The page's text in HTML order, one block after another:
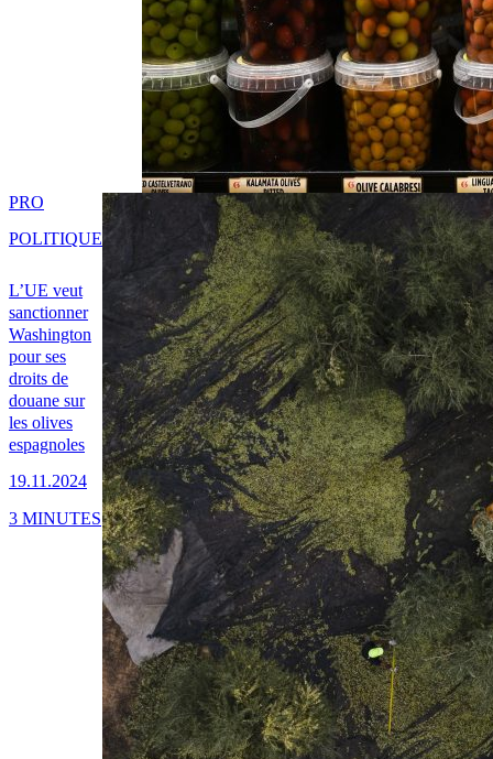
L’UE veut
sanctionner
Washington
pour ses
droits de
douane sur
les olives
espagnoles
19.11.2024
PRO
POLITIQUE
3 MINUTES